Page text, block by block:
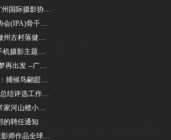
vivo广东营销团队到访广州国际摄影协会 共商合作事宜
走进柯村——国际摄影协会(IPA)骨干采风安徽行之6
2026中国黄山黟县首届徽州古村落健康跑圆满举行
指尖逐光，艺启新程 --手机摄影主题讲座在市老年干部大学圆满落幕
凝心聚力启新程 光影逐梦再出发 --广州国际摄影协会2026年首次会长秘书长会议召开
摄影采风招·邂逅淇澳岛：捕候鸟翩跹，寻古村烟火，追海上霞光
国际摄影协会 2025 年度总结评选工作的通知
甘肃分会走进定西通渭常家河山楂小镇旅游景区开展"红果满枝迎丰岁·山楂小镇庆佳节"为主
的聘任通知
《聚焦美丽中国 | 百名摄影师作品全球巡回展》（晋中）开幕新闻通稿